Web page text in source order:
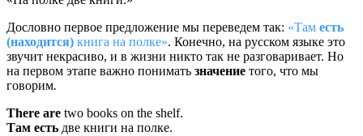
Дословно первое предложение мы переведем так: «Там есть
(находится) книга на полке». Конечно, на русском языке это
звучит некрасиво, и в жизни никто так не разговаривает. Но
на первом этапе важно понимать значение того, что мы
говорим.
There are two books on the shelf.
Там есть две книги на полке.